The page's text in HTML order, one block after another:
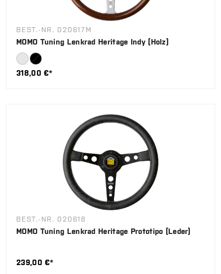
BEST.-NR. 020617M
MOMO Tuning Lenkrad Heritage Indy (Holz)
318,00 €*
BEST.-NR. 020618
MOMO Tuning Lenkrad Heritage Prototipo (Leder)
239,00 €*